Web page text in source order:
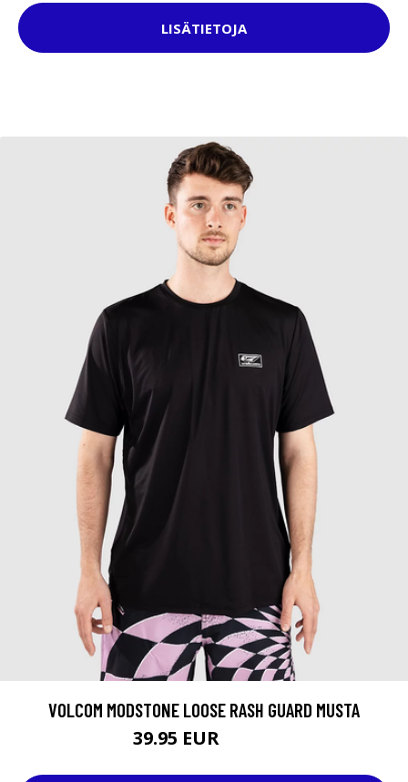
LISÄTIETOJA
VOLCOM MODSTONE LOOSE RASH GUARD MUSTA
39.95 EUR